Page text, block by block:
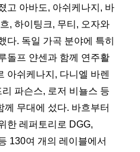
고 아바도, 아쉬케나지, 바
, 하이팅크, 무티, 오자와
다. 독일 가곡 분야에 특히
돌프 얀센과 함께 연주활
아쉬케나지, 다니엘 바렌
파슨스, 로저 비뇰스 등
무대에 섰다. 바흐부터
한 레퍼토리로 DGG,
130여 개의 레이블에서